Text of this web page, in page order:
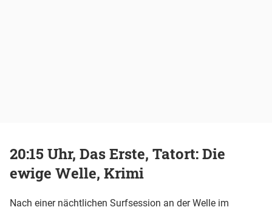
20:15 Uhr, Das Erste, Tatort: Die
ewige Welle, Krimi
Nach einer nächtlichen Surfsession an der Welle im